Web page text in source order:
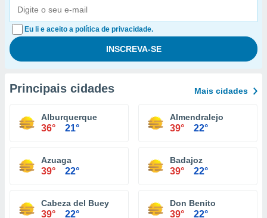
Eu li e aceito a política de privacidade.
Principais cidades Mais cidades
Alburquerque
36° 21°
Almendralejo
39° 22°
Azuaga
39° 22°
Badajoz
39° 22°
Cabeza del Buey
39° 22°
Don Benito
39° 22°